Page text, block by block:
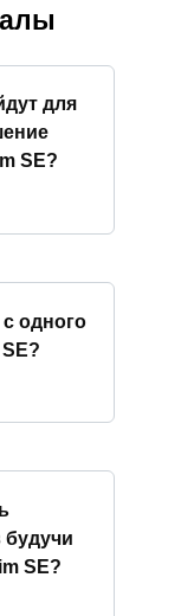
для
SE?
одного
будучи
SE?